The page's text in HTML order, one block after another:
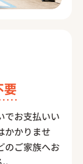
要
でお支払いい
かかりませ
のご家族へお